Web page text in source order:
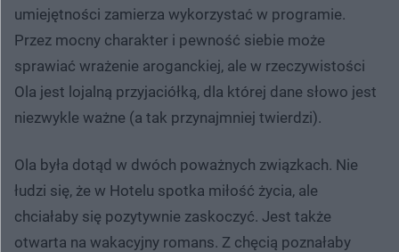
umiejętności zamierza wykorzystać w programie.
Przez mocny charakter i pewność siebie może
sprawiać wrażenie aroganckiej, ale w rzeczywistości
Ola jest lojalną przyjaciółką, dla której dane słowo jest
niezwykle ważne (a tak przynajmniej twierdzi).
Ola była dotąd w dwóch poważnych związkach. Nie
łudzi się, że w Hotelu spotka miłość życia, ale
chciałaby się pozytywnie zaskoczyć. Jest także
otwarta na wakacyjny romans. Z chęcią poznałaby